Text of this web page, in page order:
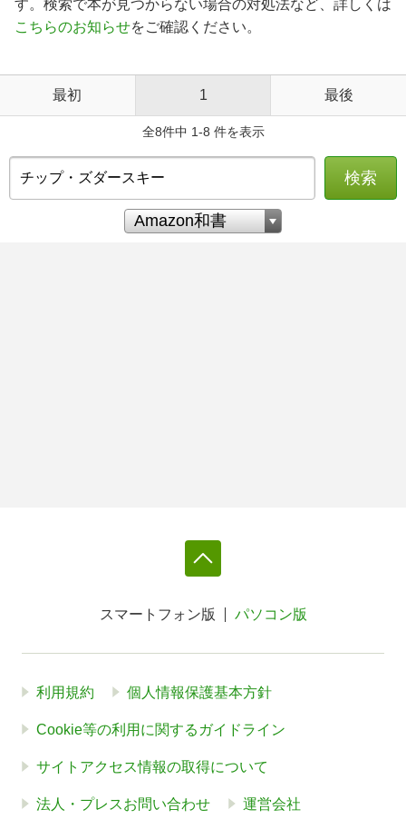
す。検索で本が見つからない場合の対処法など、詳しくは
こちらのお知らせをご確認ください。
最初 1 最後
全8件中 1-8 件を表示
検索
スマートフォン版 パソコン版
利用規約 個人情報保護基本方針
Cookie等の利用に関するガイドライン
サイトアクセス情報の取得について
法人・プレスお問い合わせ 運営会社